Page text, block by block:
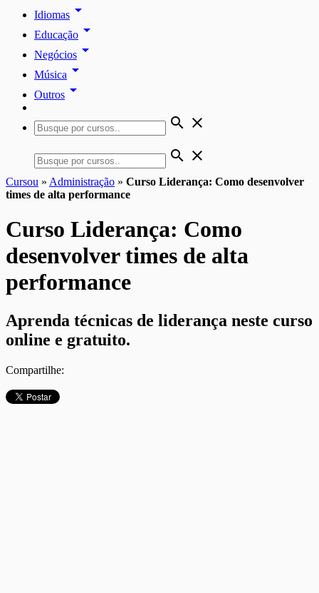
Idiomas arrow_drop_down
Educação arrow_drop_down
Negócios arrow_drop_down
Música arrow_drop_down
Outros arrow_drop_down
search close
search close
Cursou » Administração » Curso Liderança: Como desenvolver
times de alta performance
Curso Liderança: Como
desenvolver times de alta
performance
Aprenda técnicas de liderança neste curso
online e gratuito.
Compartilhe: